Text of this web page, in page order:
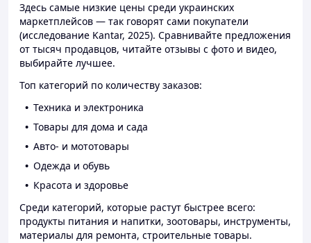
Здесь самые низкие цены среди украинских
маркетплейсов — так говорят сами покупатели
(исследование Kantar, 2025). Сравнивайте предложения
от тысяч продавцов, читайте отзывы с фото и видео,
выбирайте лучшее.
Топ категорий по количеству заказов:
Техника и электроника
Товары для дома и сада
Авто- и мототовары
Одежда и обувь
Красота и здоровье
Среди категорий, которые растут быстрее всего:
продукты питания и напитки, зоотовары, инструменты,
материалы для ремонта, строительные товары.